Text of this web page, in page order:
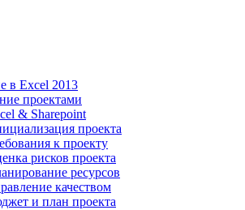
в Excel 2013
проектами
& Sharepoint
проекта
к проекту
рисков проекта
ресурсов
качеством
и план проекта